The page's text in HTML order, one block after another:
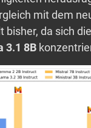
mit dem
bisher, da sich
3.1 8B